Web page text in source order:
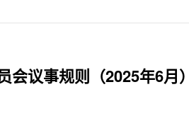
议事规则（2025年6月）